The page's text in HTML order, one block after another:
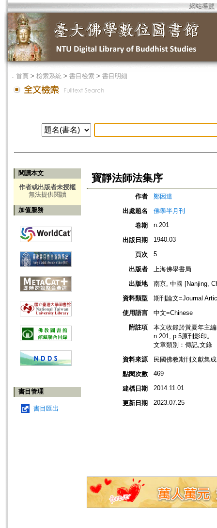
網站導覽
． 首頁 > 檢索系統 > 書目檢索 > 書目明細
閱讀本文
作者或出版者未授權
無法提供閱讀
加值服務
書目管理
書目匯出
寶靜法師法集序
作者
鄭因達
出處題名
佛學半月刊
卷期
n.201
出版日期 1940.03
頁次 5
出版者
上海佛學書局
出版地
南京, 中國 [Nanjing,
資料類型
期刊論文=Journal
使用語言
中文=Chinese
附註項
本文收錄於黃夏年主
n.201, p.5原刊影印。
文章類別：傳記,文錄
資料來源
民國佛教期刊文獻集
點閱次數
469
建檔日期 2014.11.01
更新日期 2023.07.25